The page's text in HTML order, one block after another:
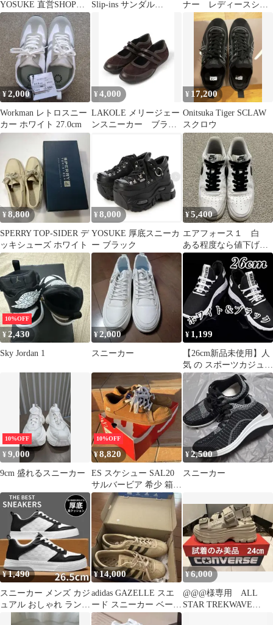
YOSUKE 直営SHOP限
定厚底スニーカー ブラ
ック
Slip-ins サンダル
ナー レディースシュ
ーズ 22.5cm 白•グレ
ー 箱無し
¥2,000
Workman レトロスニー
カー ホワイト 27.0cm
¥4,000
LAKOLE メリージェー
ンスニーカー ブラウ
¥ 17,200
Onitsuka Tiger SCLAW
スクロウ
¥8,800
SPERRY TOP-SIDER デ
ッキシューズ ホワイト
¥ 8,000
YOSUKE 厚底スニーカ
ー ブラック
¥5,400
エアフォース１ 白
ある程度なら値下げ可
能です
10%OFF
¥2,430
Sky Jordan 1
¥2,000
スニーカー
¥ 1,199
【26cm新品未使用】人
気 の スポーツカジュア
ル スタイリッシュ スニ
ーカー
10%OFF
¥9,000
9cm 盛れるスニーカー
10%OFF
¥8,820
ES スケシュー SAL20
サルバービア 希少 箱付
き ブラウン
¥2,500
スニーカー
¥1,490
スニーカー メンズ カジ
ュアル おしゃれ ランニ
ング ウォーキング 通気
¥14,000
adidas GAZELLE スエ
ード スニーカー ベージ
ュ
¥6,000
@@@様専用 ALL
STAR TREKWAVE